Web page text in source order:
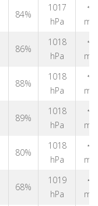
84%
1017
hPa
↑
m/s
86%
1018
hPa
↑
m/s
88%
1018
hPa
↑
m/s
89%
1018
hPa
↑
m/s
80%
1018
hPa
↑
m/s
68%
1019
hPa
↑
m/s